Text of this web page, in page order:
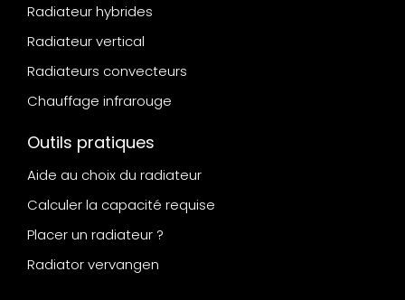
Radiateur hybrides
Radiateur vertical
Radiateurs convecteurs
Chauffage infrarouge
Outils pratiques
Aide au choix du radiateur
Calculer la capacité requise
Placer un radiateur ?
Radiator vervangen